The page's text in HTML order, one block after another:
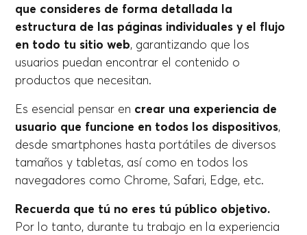
que consideres de forma detallada la
estructura de las páginas individuales y el flujo
en todo tu sitio web, garantizando que los
usuarios puedan encontrar el contenido o
productos que necesitan.
Es esencial pensar en crear una experiencia de
usuario que funcione en todos los dispositivos,
desde smartphones hasta portátiles de diversos
tamaños y tabletas, así como en todos los
navegadores como Chrome, Safari, Edge, etc.
Recuerda que tú no eres tú público objetivo.
Por lo tanto, durante tu trabajo en la experiencia